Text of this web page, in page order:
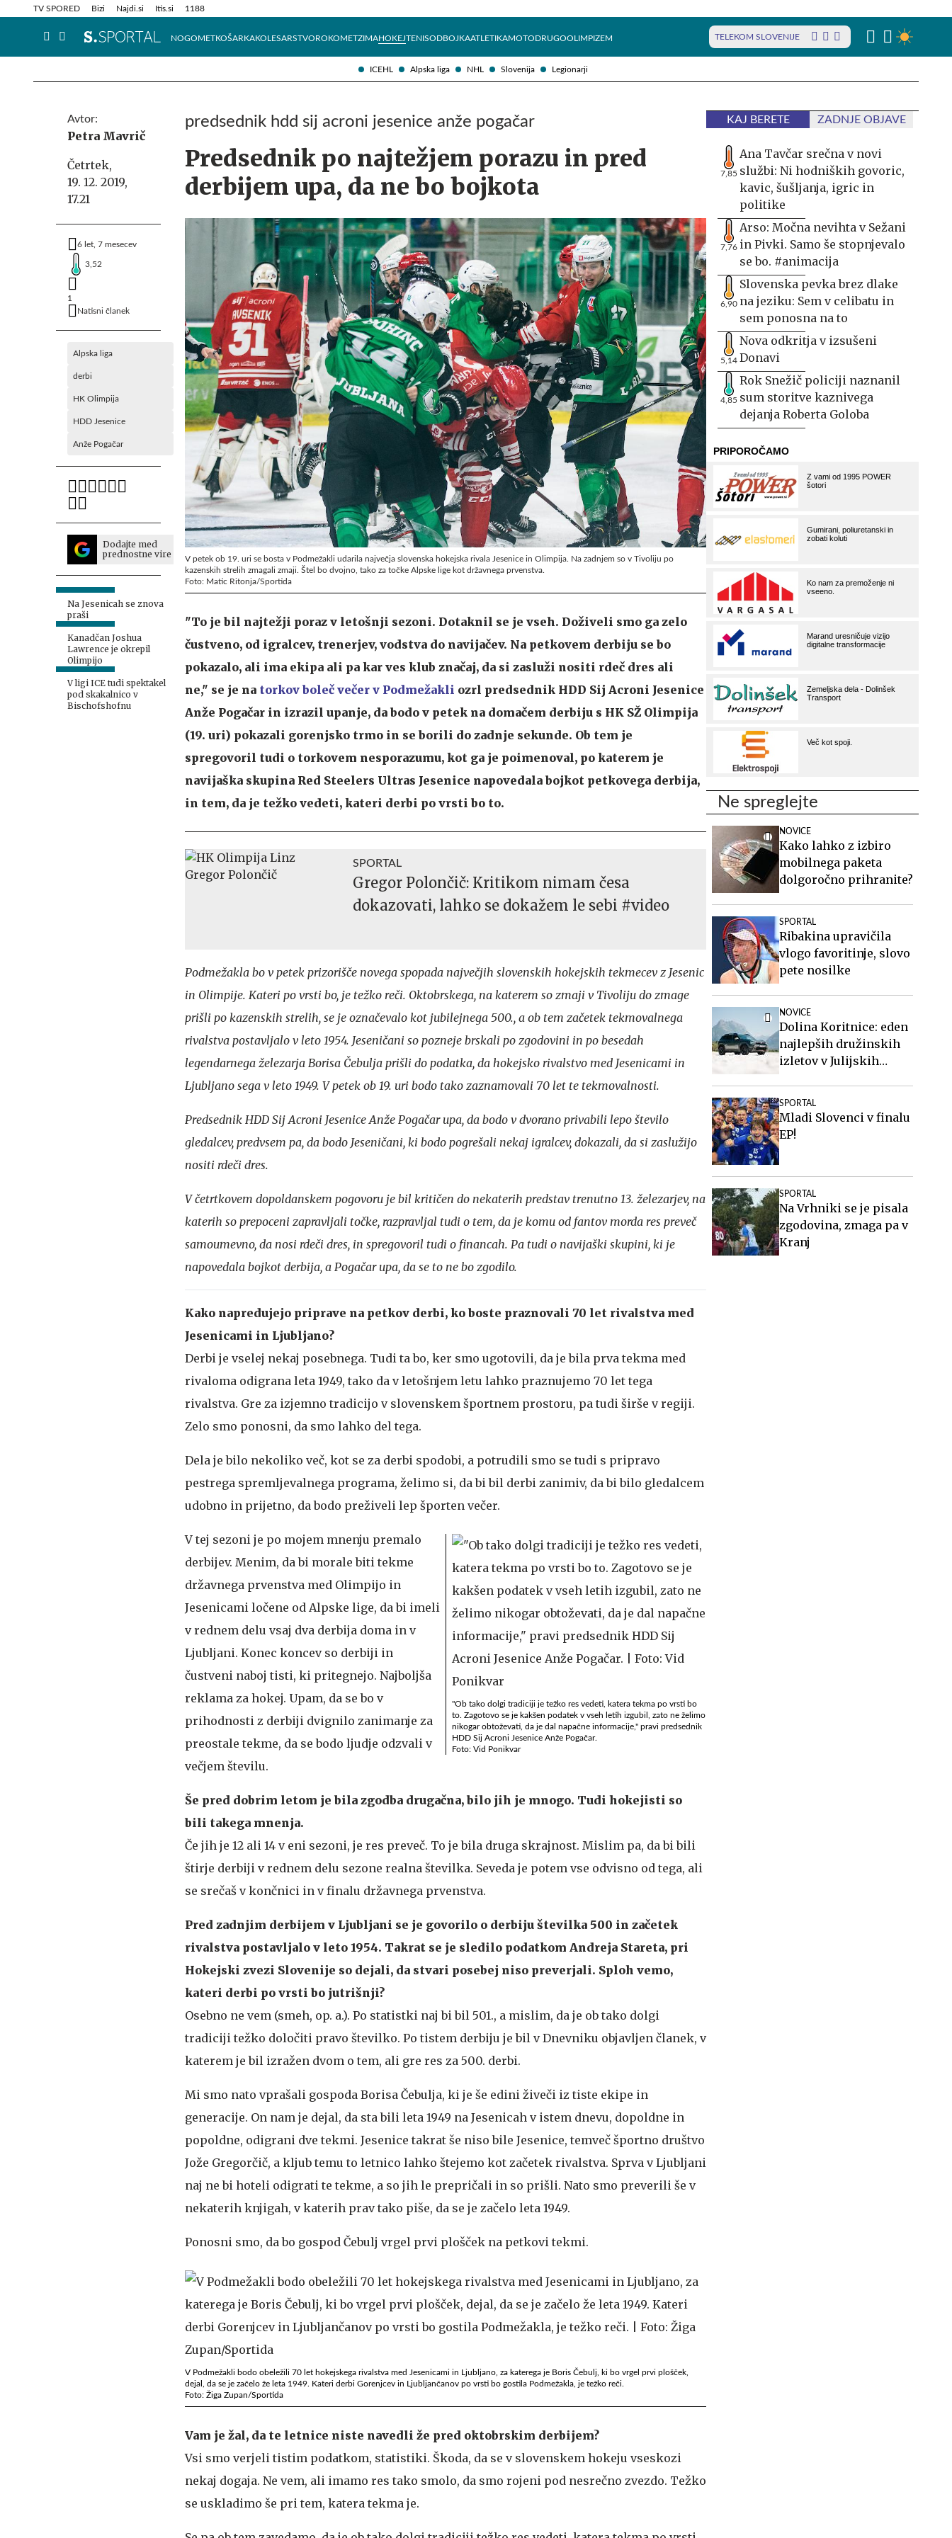
ICEHL Alpska liga NHL Slovenija Legionarji
TV SPORED Bizi Najdi.si Itis.si 1188
NOGOMETKOŠARKAKOLESARSTVOROKOMETZIMAHOKEJTENISODBOJKAATLETIKAMOTODRUGOOLIMPIZEM TELEKOM SLOVENIJE
Info in obvestila Tehnik
Avtor:
Petra Mavrič
Četrtek,
19. 12. 2019,
17.21
6 let, 7 mesecev
3,52
1
Natisni članek
Alpska liga
derbi
HK Olimpija
HDD Jesenice
Anže Pogačar
Dodajte med
prednostne vire
Na Jesenicah se znova
praši
Kanadčan Joshua
Lawrence je okrepil
Olimpijo
V ligi ICE tudi spektakel
pod skakalnico v
Bischofshofnu
predsednik hdd sij acroni jesenice anže pogačar
Predsednik po najtežjem porazu in pred
derbijem upa, da ne bo bojkota
V petek ob 19. uri se bosta v Podmežakli udarila največja slovenska hokejska rivala Jesenice in Olimpija. Na zadnjem so v Tivoliju po
kazenskih strelih zmagali zmaji. Štel bo dvojno, tako za točke Alpske lige kot državnega prvenstva.
Foto: Matic Ritonja/Sportida
"To je bil najtežji poraz v letošnji sezoni. Dotaknil se je vseh. Doživeli smo ga zelo
čustveno, od igralcev, trenerjev, vodstva do navijačev. Na petkovem derbiju se bo
pokazalo, ali ima ekipa ali pa kar ves klub značaj, da si zasluži nositi rdeč dres ali
ne," se je na torkov boleč večer v Podmežakli ozrl predsednik HDD Sij Acroni Jesenice
Anže Pogačar in izrazil upanje, da bodo v petek na domačem derbiju s HK SŽ Olimpija
(19. uri) pokazali gorenjsko trmo in se borili do zadnje sekunde. Ob tem je
spregovoril tudi o torkovem nesporazumu, kot ga je poimenoval, po katerem je
navijaška skupina Red Steelers Ultras Jesenice napovedala bojkot petkovega derbija,
in tem, da je težko vedeti, kateri derbi po vrsti bo to.
SPORTAL
Gregor Polončič: Kritikom nimam česa
dokazovati, lahko se dokažem le sebi #video
Podmežakla bo v petek prizorišče novega spopada največjih slovenskih hokejskih tekmecev z Jesenic
in Olimpije. Kateri po vrsti bo, je težko reči. Oktobrskega, na katerem so zmaji v Tivoliju do zmage
prišli po kazenskih strelih, se je označevalo kot jubilejnega 500., a ob tem začetek tekmovalnega
rivalstva postavljalo v leto 1954. Jeseničani so pozneje brskali po zgodovini in po besedah
legendarnega železarja Borisa Čebulja prišli do podatka, da hokejsko rivalstvo med Jesenicami in
Ljubljano sega v leto 1949. V petek ob 19. uri bodo tako zaznamovali 70 let te tekmovalnosti.
Predsednik HDD Sij Acroni Jesenice Anže Pogačar upa, da bodo v dvorano privabili lepo število
gledalcev, predvsem pa, da bodo Jeseničani, ki bodo pogrešali nekaj igralcev, dokazali, da si zaslužijo
nositi rdeči dres.
V četrtkovem dopoldanskem pogovoru je bil kritičen do nekaterih predstav trenutno 13. železarjev, na
katerih so prepoceni zapravljali točke, razpravljal tudi o tem, da je komu od fantov morda res preveč
samoumevno, da nosi rdeči dres, in spregovoril tudi o financah. Pa tudi o navijaški skupini, ki je
napovedala bojkot derbija, a Pogačar upa, da se to ne bo zgodilo.
Kako napredujejo priprave na petkov derbi, ko boste praznovali 70 let rivalstva med
Jesenicami in Ljubljano?
Derbi je vselej nekaj posebnega. Tudi ta bo, ker smo ugotovili, da je bila prva tekma med
rivaloma odigrana leta 1949, tako da v letošnjem letu lahko praznujemo 70 let tega
rivalstva. Gre za izjemno tradicijo v slovenskem športnem prostoru, pa tudi širše v regiji.
Zelo smo ponosni, da smo lahko del tega.
Dela je bilo nekoliko več, kot se za derbi spodobi, a potrudili smo se tudi s pripravo
pestrega spremljevalnega programa, želimo si, da bi bil derbi zanimiv, da bi bilo gledalcem
udobno in prijetno, da bodo preživeli lep športen večer.
"Ob tako dolgi tradiciji je težko res vedeti, katera tekma po vrsti bo
to. Zagotovo se je kakšen podatek v vseh letih izgubil, zato ne želimo
nikogar obtoževati, da je dal napačne informacije," pravi predsednik
HDD Sij Acroni Jesenice Anže Pogačar.
Foto: Vid Ponikvar
V tej sezoni je po mojem mnenju premalo
derbijev. Menim, da bi morale biti tekme
državnega prvenstva med Olimpijo in
Jesenicami ločene od Alpske lige, da bi imeli
v rednem delu vsaj dva derbija doma in v
Ljubljani. Konec koncev so derbiji in
čustveni naboj tisti, ki pritegnejo. Najboljša
reklama za hokej. Upam, da se bo v
prihodnosti z derbiji dvignilo zanimanje za
preostale tekme, da se bodo ljudje odzvali v
večjem številu.
Še pred dobrim letom je bila zgodba drugačna, bilo jih je mnogo. Tudi hokejisti so
bili takega mnenja.
Če jih je 12 ali 14 v eni sezoni, je res preveč. To je bila druga skrajnost. Mislim pa, da bi bili
štirje derbiji v rednem delu sezone realna številka. Seveda je potem vse odvisno od tega, ali
se srečaš v končnici in v finalu državnega prvenstva.
Pred zadnjim derbijem v Ljubljani se je govorilo o derbiju številka 500 in začetek
rivalstva postavljalo v leto 1954. Takrat se je sledilo podatkom Andreja Stareta, pri
Hokejski zvezi Slovenije so dejali, da stvari posebej niso preverjali. Sploh vemo,
kateri derbi po vrsti bo jutrišnji?
Osebno ne vem (smeh, op. a.). Po statistki naj bi bil 501., a mislim, da je ob tako dolgi
tradiciji težko določiti pravo številko. Po tistem derbiju je bil v Dnevniku objavljen članek, v
katerem je bil izražen dvom o tem, ali gre res za 500. derbi.
Mi smo nato vprašali gospoda Borisa Čebulja, ki je še edini živeči iz tiste ekipe in
generacije. On nam je dejal, da sta bili leta 1949 na Jesenicah v istem dnevu, dopoldne in
popoldne, odigrani dve tekmi. Jesenice takrat še niso bile Jesenice, temveč športno društvo
Jože Gregorčič, a kljub temu to letnico lahko štejemo kot začetek rivalstva. Sprva v Ljubljani
naj ne bi hoteli odigrati te tekme, a so jih le prepričali in so prišli. Nato smo preverili še v
nekaterih knjigah, v katerih prav tako piše, da se je začelo leta 1949.
Ponosni smo, da bo gospod Čebulj vrgel prvi plošček na petkovi tekmi.
V Podmežakli bodo obeležili 70 let hokejskega rivalstva med Jesenicami in Ljubljano, za katerega je Boris Čebulj, ki bo vrgel prvi plošček,
dejal, da se je začelo že leta 1949. Kateri derbi Gorenjcev in Ljubljančanov po vrsti bo gostila Podmežakla, je težko reči.
Foto: Žiga Zupan/Sportida
Vam je žal, da te letnice niste navedli že pred oktobrskim derbijem?
Vsi smo verjeli tistim podatkom, statistiki. Škoda, da se v slovenskem hokeju vseskozi
nekaj dogaja. Ne vem, ali imamo res tako smolo, da smo rojeni pod nesrečno zvezdo. Težko
se uskladimo še pri tem, katera tekma je.
KAJ BERETE ZADNJE OBJAVE
7,85
Ana Tavčar srečna v novi
službi: Ni hodniških govoric,
kavic, šušljanja, igric in
politike
7,76
Arso: Močna nevihta v Sežani
in Pivki. Samo še stopnjevalo
se bo. #animacija
6,90
Slovenska pevka brez dlake
na jeziku: Sem v celibatu in
sem ponosna na to
5,14
Nova odkritja v izsušeni
Donavi
4,85
Rok Snežič policiji naznanil
sum storitve kaznivega
dejanja Roberta Goloba
Ne spreglejte
NOVICE
Kako lahko z izbiro
mobilnega paketa
dolgoročno prihranite?
SPORTAL
Ribakina upravičila
vlogo favoritinje, slovo
pete nosilke
NOVICE
Dolina Koritnice: eden
najlepših družinskih
izletov v Julijskih
SPORTAL
Mladi Slovenci v finalu
EP!
SPORTAL
Na Vrhniki se je pisala
zgodovina, zmaga pa v
Kranj